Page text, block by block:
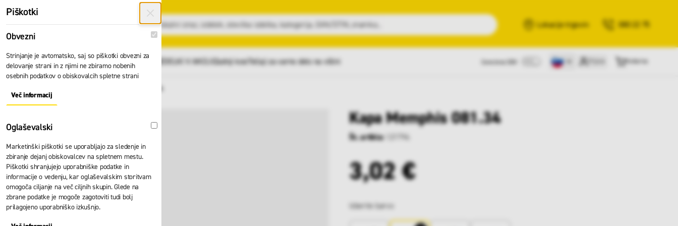
Preskoči na vsebino
Išči
Lokacije trgovin 080 22 75
GLAVNI MENI Vsi izdelki IZDELKI V AKCIJIZadnji kosiTečaji za varno delo na višini
Kapa Memphis 081.34
Kapa Memphis 081.34
Št. artikla: 121796
3,02 €
Izberite barvo
Piškotki
Obvezni Obvezni
Strinjanje je avtomatsko, saj so piškotki obvezni za
delovanje strani in z njimi ne zbiramo nobenih
osebnih podatkov o obiskovalcih spletne strani
Več informacijAbout "Obvezni" Cookie Group
Oglaševalski Oglaševalski
Marketinški piškotki se uporabljajo za sledenje in
zbiranje dejanj obiskovalcev na spletnem mestu.
Piškotki shranjujejo uporabniške podatke in
informacije o vedenju, kar oglaševalskim storitvam
omogoča ciljanje na več ciljnih skupin. Glede na
zbrane podatke je mogoče zagotoviti tudi bolj
prilagojeno uporabniško izkušnjo.